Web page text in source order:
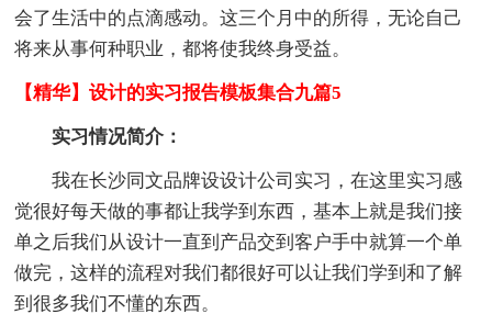
会了生活中的点滴感动。这三个月中的所得，无论自己
将来从事何种职业，都将使我终身受益。
【精华】设计的实习报告模板集合九篇5
实习情况简介：
我在长沙同文品牌设设计公司实习，在这里实习感
觉很好每天做的事都让我学到东西，基本上就是我们接
单之后我们从设计一直到产品交到客户手中就算一个单
做完，这样的流程对我们都很好可以让我们学到和了解
到很多我们不懂的东西。